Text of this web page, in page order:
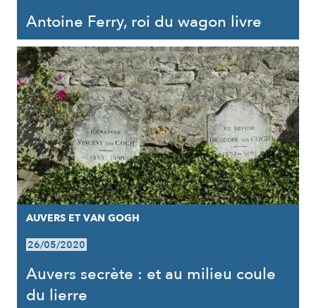
Antoine Ferry, roi du wagon livre
AUVERS ET VAN GOGH
26/05/2020
Auvers secrète : et au milieu coule
du lierre